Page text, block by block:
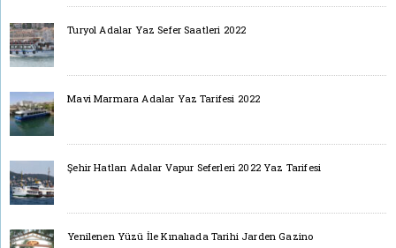
Turyol Adalar Yaz Sefer Saatleri 2022
Mavi Marmara Adalar Yaz Tarifesi 2022
Şehir Hatları Adalar Vapur Seferleri 2022 Yaz Tarifesi
Yenilenen Yüzü İle Kınalıada Tarihi Jarden Gazino